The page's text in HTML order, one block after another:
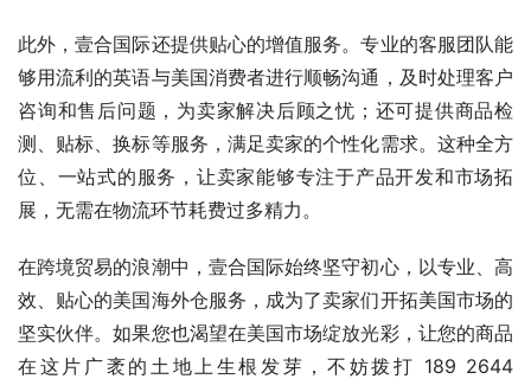
此外，壹合国际还提供贴心的增值服务。专业的客服团队能
够用流利的英语与美国消费者进行顺畅沟通，及时处理客户
咨询和售后问题，为卖家解决后顾之忧；还可提供商品检
测、贴标、换标等服务，满足卖家的个性化需求。这种全方
位、一站式的服务，让卖家能够专注于产品开发和市场拓
展，无需在物流环节耗费过多精力。
在跨境贸易的浪潮中，壹合国际始终坚守初心，以专业、高
效、贴心的美国海外仓服务，成为了卖家们开拓美国市场的
坚实伙伴。如果您也渴望在美国市场绽放光彩，让您的商品
在这片广袤的土地上生根发芽，不妨拨打 189 2644